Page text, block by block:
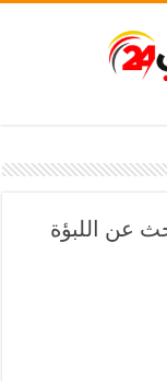
عن اللبؤة